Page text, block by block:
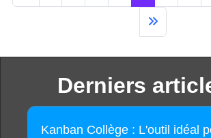
Derniers
Kanban Collège : L'outil idéal